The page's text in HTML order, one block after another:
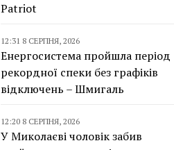
Patriot
12:31 8 СЕРПНЯ, 2026
Енергосистема пройшла період
рекордної спеки без графіків
відключень – Шмигаль
12:20 8 СЕРПНЯ, 2026
У Миколаєві чоловік забив